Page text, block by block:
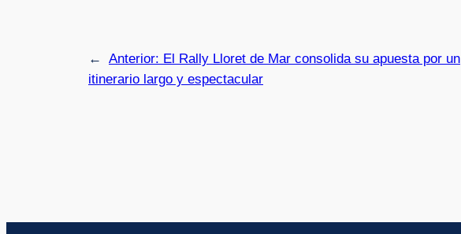
← Anterior: El Rally Lloret de Mar consolida su apuesta por un
itinerario largo y espectacular